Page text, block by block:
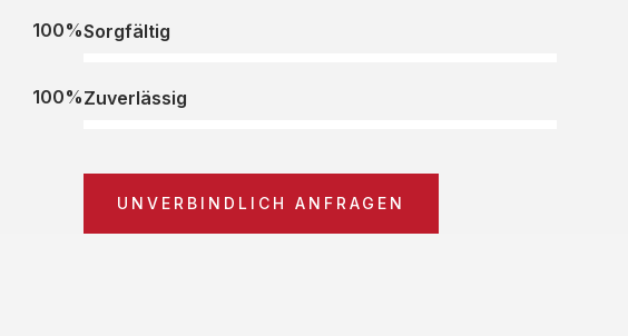
Sorgfältig
100%
Zuverlässig
100%
UNVERBINDLICH ANFRAGEN